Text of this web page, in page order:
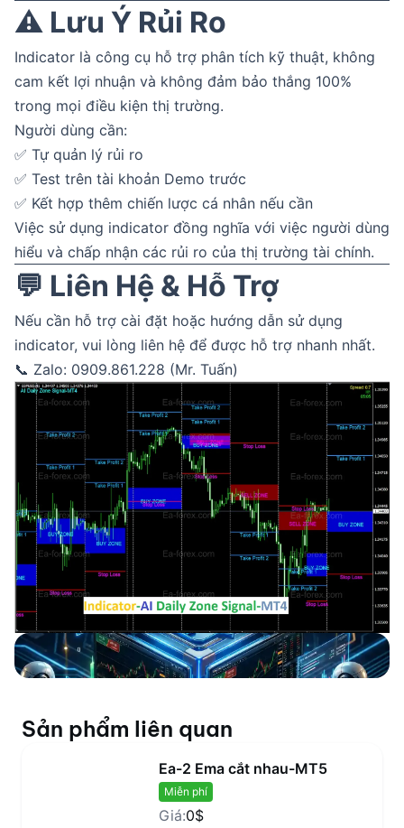
⚠️ Lưu Ý Rủi Ro
Indicator là công cụ hỗ trợ phân tích kỹ thuật, không
cam kết lợi nhuận và không đảm bảo thắng 100%
trong mọi điều kiện thị trường.
Người dùng cần:
✅ Tự quản lý rủi ro
✅ Test trên tài khoản Demo trước
✅ Kết hợp thêm chiến lược cá nhân nếu cần
Việc sử dụng indicator đồng nghĩa với việc người dùng
hiểu và chấp nhận các rủi ro của thị trường tài chính.
💬 Liên Hệ & Hỗ Trợ
Nếu cần hỗ trợ cài đặt hoặc hướng dẫn sử dụng
indicator, vui lòng liên hệ để được hỗ trợ nhanh nhất.
📞 Zalo: 0909.861.228 (Mr. Tuấn)
Sản phẩm liên quan
Ea-2 Ema cắt nhau-MT5
Miễn phí
Giá:0$